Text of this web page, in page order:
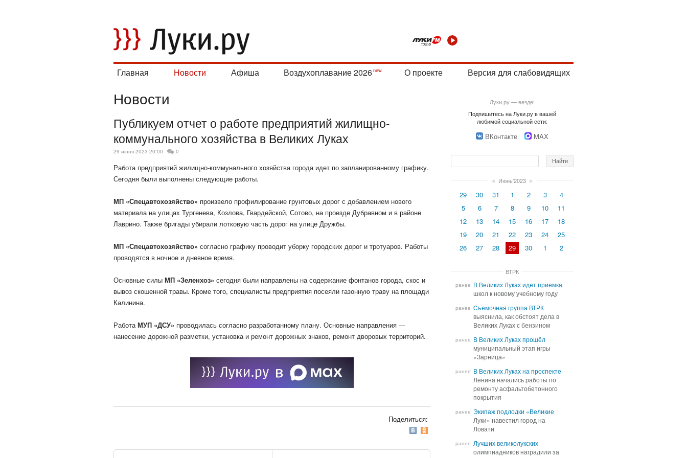
Главная Новости Афиша Воздухоплавание 2026 О проекте Версия для слабовидящих
Новости
Публикуем отчет о работе предприятий жилищно-
коммунального хозяйства в Великих Луках
29 июня 2023 20:00 0
Работа предприятий жилищно-коммунального хозяйства города идет по запланированному графику.
Сегодня были выполнены следующие работы.
МП «Спецавтохозяйство» произвело профилирование грунтовых дорог с добавлением нового
материала на улицах Тургенева, Козлова, Гвардейской, Сотово, на проезде Дубравном и в районе
Лаврино. Также бригады убирали лотковую часть дорог на улице Дружбы.
МП «Спецавтохозяйство» согласно графику проводит уборку городских дорог и тротуаров. Работы
проводятся в ночное и дневное время.
Основные силы МП «Зеленхоз» сегодня были направлены на содержание фонтанов города, скос и
вывоз скошенной травы. Кроме того, специалисты предприятия посеяли газонную траву на площади
Калинина.
РаботаМУП «ДСУ» проводилась согласно разработанному плану. Основные направления —
нанесение дорожной разметки, установка и ремонт дорожных знаков, ремонт дворовых территорий.
Поделиться:
Луки.ру — везде!
Подпишитесь на Луки.ру в вашей
любимой социальной сети:
ВКонтакте MAX
◄ Июнь'2023 ►
29 30 31 1 2 3
4
5
6 7 8 9 10
11
12
13 14 15 16 17
18
19
20 21 22 23 24
25
26
27 28 29 30 1 2
ВТРК
ранее В Великих Луках идет приемка
школ к новому учебному году
В Великих Луках идет приемка
школ к новому учебному году
ранее Cъемочная группа ВТРК
выяснила, как обстоят дела в
Великих Луках с бензином
Cъемочная группа ВТРК
выяснила, как обстоят дела в
Великих Луках с бензином
ранее В Великих Луках прошёл
муниципальный этап игры
«Зарница»
В Великих Луках прошёл
муниципальный этап игры
«Зарница»
ранее В Великих Луках на проспекте
Ленина начались работы по
ремонту асфальтобетонного
покрытия
В Великих Луках на проспекте
Ленина начались работы по
ремонту асфальтобетонного
покрытия
ранее Экипаж подлодки «Великие
Луки» навестил город на
Ловати
Экипаж подлодки «Великие
Луки» навестил город на
Ловати
ранее Лучших великолукских
олимпиадников наградили за
Лучших великолукских
олимпиадников наградили за